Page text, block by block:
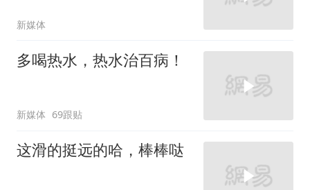
新媒体
多喝热水，热水治百病！
新媒体 69跟贴
这滑的挺远的哈，棒棒哒